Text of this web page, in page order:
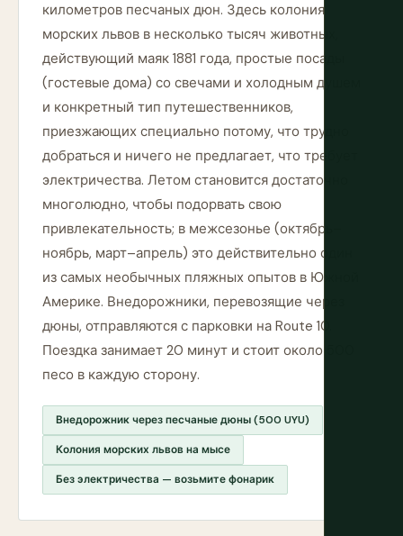
километров песчаных дюн. Здесь колония
морских львов в несколько тысяч животных,
действующий маяк 1881 года, простые посады
(гостевые дома) со свечами и холодным душем
и конкретный тип путешественников,
приезжающих специально потому, что трудно
добраться и ничего не предлагает, что требует
электричества. Летом становится достаточно
многолюдно, чтобы подорвать свою
привлекательность; в межсезонье (октябрь–
ноябрь, март–апрель) это действительно один
из самых необычных пляжных опытов в Южной
Америке. Внедорожники, перевозящие через
дюны, отправляются с парковки на Route 10.
Поездка занимает 20 минут и стоит около 500
песо в каждую сторону.
Внедорожник через песчаные дюны (500 UYU)
Колония морских львов на мысе
Без электричества — возьмите фонарик